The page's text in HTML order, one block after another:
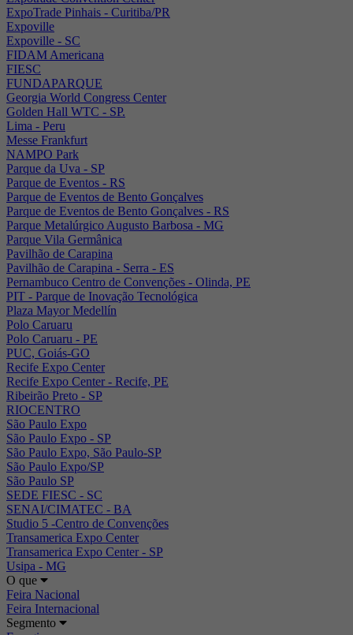
ExpoTrade Pinhais - Curitiba/PR
Expoville
Expoville - SC
FIDAM Americana
FIESC
FUNDAPARQUE
Georgia World Congress Center
Golden Hall WTC - SP.
Lima - Peru
Messe Frankfurt
NAMPO Park
Parque da Uva - SP
Parque de Eventos - RS
Parque de Eventos de Bento Gonçalves
Parque de Eventos de Bento Gonçalves - RS
Parque Metalúrgico Augusto Barbosa - MG
Parque Vila Germânica
Pavilhão de Carapina
Pavilhão de Carapina - Serra - ES
Pernambuco Centro de Convenções - Olinda, PE
PIT - Parque de Inovação Tecnológica
Plaza Mayor Medellín
Polo Caruaru
Polo Caruaru - PE
PUC, Goiás-GO
Recife Expo Center
Recife Expo Center - Recife, PE
Ribeirão Preto - SP
RIOCENTRO
São Paulo Expo
São Paulo Expo - SP
São Paulo Expo, São Paulo-SP
São Paulo Expo/SP
São Paulo SP
SEDE FIESC - SC
SENAI/CIMATEC - BA
Studio 5 -Centro de Convenções
Transamerica Expo Center
Transamerica Expo Center - SP
Usipa - MG
O que
Feira Nacional
Feira Internacional
Segmento